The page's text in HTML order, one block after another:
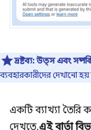
দ্রষ্টব্য:উত্স এবং
ব্যবহারকারীদের দেখানো
একটি ব্যাখ্যা তৈরি
দেখতে,এই বার্তা